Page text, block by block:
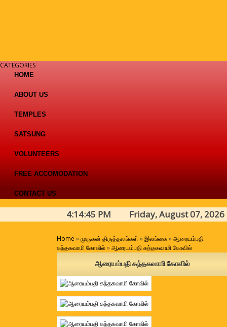
CATEGORIES
HOME
ABOUT US
TEMPLES
SATSUNG
VOLUNTEERS
FREE ACCOMODATION
CONTACT US
4:14:45 PM Friday, August 07, 2026
Home »முருகன் திருத்தலங்கள் »இலங்கை»ஆரையம்பதி
கந்தசுவாமி கோவில்»ஆரையம்பதி கந்தசுவாமி கோவில்
ஆரையம்பதி கந்தசுவாமி கோவில்